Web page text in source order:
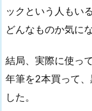
ックという人もい
どんなものか気に
結局、実際に使っ
年筆を2本買って
した。